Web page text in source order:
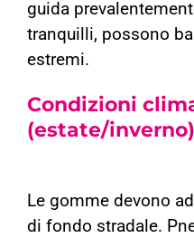
guida
tranquilli, possono
estremi.
Condizioni
(estate/inverno)
Le gomme devono
di fondo stradale.